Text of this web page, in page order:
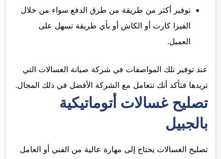
توفير أكثر من طريقة من طرق الدفع سواء من خلال
الفيزا كارت أو الكاش أو بأي طريقة تسهل على
العميل.
عند توفير تلك المواصفات في شركة صيانة الغسالات التي
تريدها فتأكد أنك تتعامل مع الشركة الأفضل في ذلك المجال.
تصليح غسالات أتوماتيكية
بالجبيل
تصليح الغسالات يحتاج إلى مهارة عالية من الفني أو العامل